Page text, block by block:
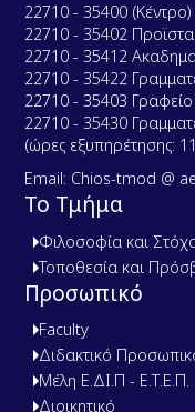
22710 - 35400 (Κέντρο)
22710 - 35402
22710 - 35412
22710 - 35422
22710 - 35403
22710 - 35430
(ώρες εξυπηρέτησης:
Email: Chios-tmod @
Το Τμήμα
Φιλοσοφία και
Τοποθεσία και
Προσωπικό
Faculty
Διδακτικό
Μέλη Ε.ΔΙ.Π - Ε.Τ.Ε.Π.
Διοικητικό